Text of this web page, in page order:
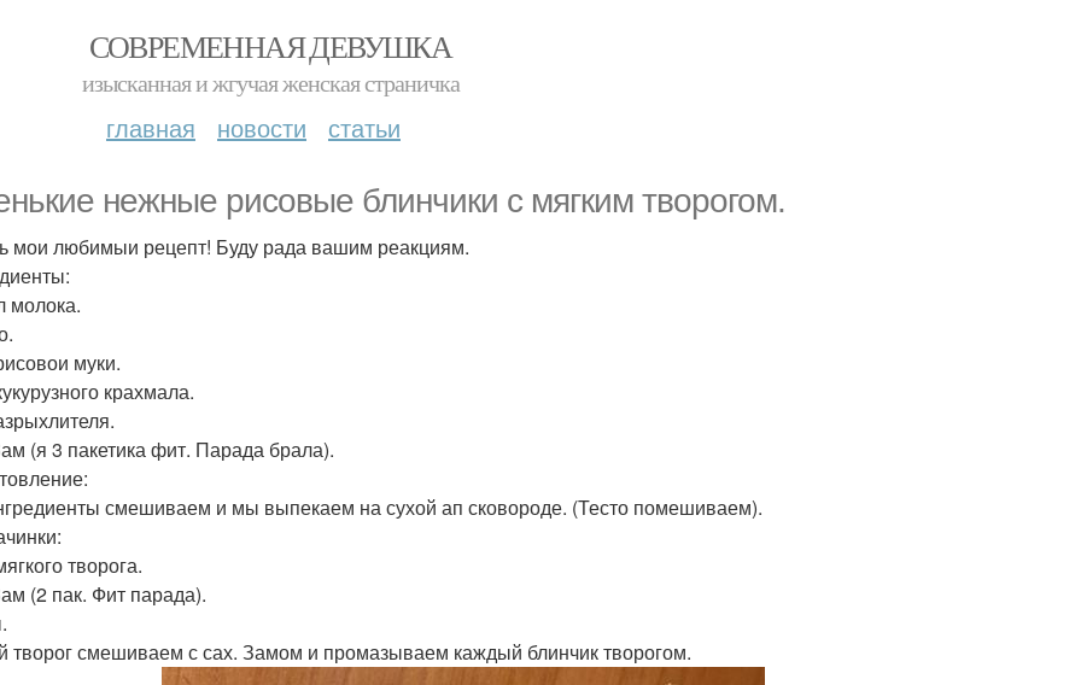
СОВРЕМЕННАЯ ДЕВУШКА
изысканная и жгучая женская страничка
главная новости статьи
нежные рисовые блинчики с мягким творогом.
мои любимыи рецепт! Буду рада вашим реакциям.
молока.
муки.
крахмала.
(я 3 пакетика фит. Парада брала).
смешиваем и мы выпекаем на сухой ап сковороде. (Тесто помешиваем).
творога.
(2 пак. Фит парада).
творог смешиваем с сах. Замом и промазываем каждый блинчик творогом.